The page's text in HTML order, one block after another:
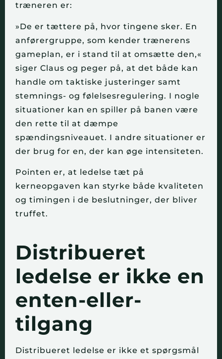
træneren er:
»De er tættere på, hvor tingene sker. En
anførergruppe, som kender trænerens
gameplan, er i stand til at omsætte den,«
siger Claus og peger på, at det både kan
handle om taktiske justeringer samt
stemnings- og følelsesregulering. I nogle
situationer kan en spiller på banen være
den rette til at dæmpe
spændingsniveauet. I andre situationer er
der brug for en, der kan øge intensiteten.
Pointen er, at ledelse tæt på
kerneopgaven kan styrke både kvaliteten
og timingen i de beslutninger, der bliver
truffet.
Distribueret
ledelse er ikke en
enten-eller-
tilgang
Distribueret ledelse er ikke et spørgsmål